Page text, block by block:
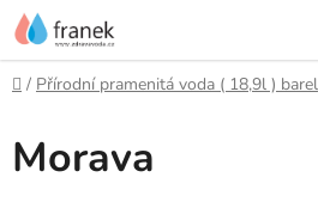
Přejít
na
obsah
Domů
/ Přírodní pramenitá voda ( 18,9l ) barel
Morava